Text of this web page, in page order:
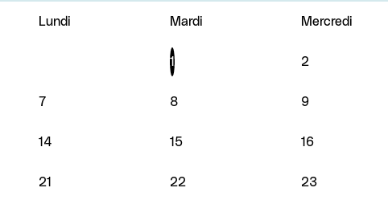
Lundi Mardi Mercredi
1 2
7 8 9
14 15 16
21 22 23